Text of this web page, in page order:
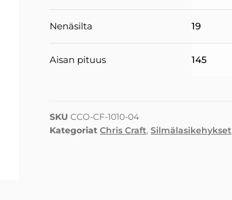
Nenäsilta 19
Aisan pituus 145
SKUCCO-CF-1010-04
Kategoriat Chris Craft,Silmälasikehykset